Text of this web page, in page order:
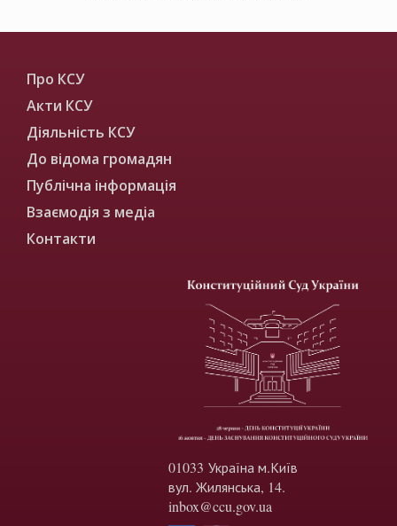
Про КСУ
Акти КСУ
Діяльність КСУ
До відома громадян
Публічна інформація
Взаємодія з медіа
Контакти
01033 Україна м.Київ
вул. Жилянська, 14.
inbox@ccu.gov.ua